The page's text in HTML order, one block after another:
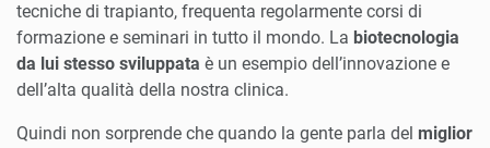
tecniche di trapianto, frequenta regolarmente corsi di
formazione e seminari in tutto il mondo. La biotecnologia
da lui stesso sviluppata è un esempio dell’innovazione e
dell’alta qualità della nostra clinica.
Quindi non sorprende che quando la gente parla del miglior